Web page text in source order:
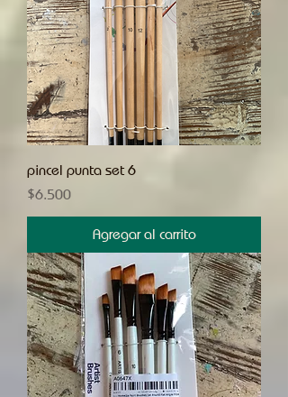
pincel punta set 6
Precio
$6.500
Agregar al carrito